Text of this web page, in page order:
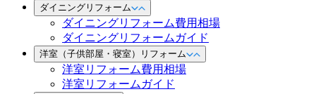
ダイニングリフォーム
ダイニングリフォーム費用相場
ダイニングリフォームガイド
洋室（子供部屋・寝室）リフォーム
洋室リフォーム費用相場
洋室リフォームガイド